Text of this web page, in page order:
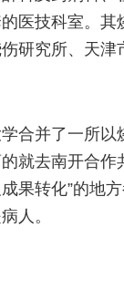
医技科室。其
研究所、天津
合并了一所以
就去南开合作
果转化”的地
人。